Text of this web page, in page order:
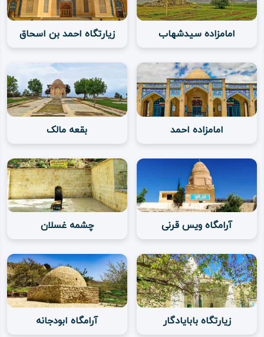
امامزاده سیدشهاب زیارتگاه احمد بن اسحاق
امامزاده احمد بقعه مالک
آرامگاه ویس قرنی چشمه غسلان
زیارتگاه بابایادگار آرامگاه ابودجانه